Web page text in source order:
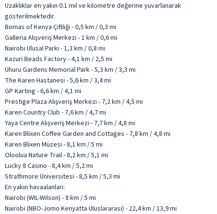
Uzaklıklar en yakın 0.1 mil ve kilometre değerine yuvarlanarak
gösterilmektedir.
Bomas of Kenya Çiftliği - 0,5 km / 0,3 mi
Galleria Alışveriş Merkezi - 1 km / 0,6 mi
Nairobi Ulusal Parkı - 1,3 km / 0,8 mi
Kazuri Beads Factory - 4,1 km / 2,5 mi
Uhuru Gardens Memorial Park - 5,3 km / 3,3 mi
The Karen Hastanesi - 5,6 km / 3,4 mi
GP Karting - 6,6 km / 4,1 mi
Prestige Plaza Alışveriş Merkezi - 7,2 km / 4,5 mi
Karen Country Club - 7,6 km / 4,7 mi
Yaya Centre Alışveriş Merkezi - 7,7 km / 4,8 mi
Karen Blixen Coffee Garden and Cottages - 7,8 km / 4,8 mi
Karen Blixen Müzesi - 8,1 km / 5 mi
Oloolua Nature Trail - 8,2 km / 5,1 mi
Lucky 8 Casino - 8,4 km / 5,2 mi
Strathmore Üniversitesi - 8,5 km / 5,3 mi
En yakın havaalanları:
Nairobi (WIL-Wilson) - 8 km / 5 mi
Nairobi (NBO-Jomo Kenyatta Uluslararası) - 22,4 km / 13,9 mi